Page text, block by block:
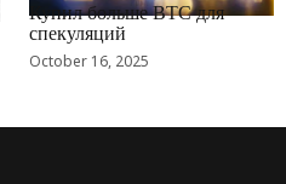
Купил больше BTC для
спекуляций
October 16, 2025